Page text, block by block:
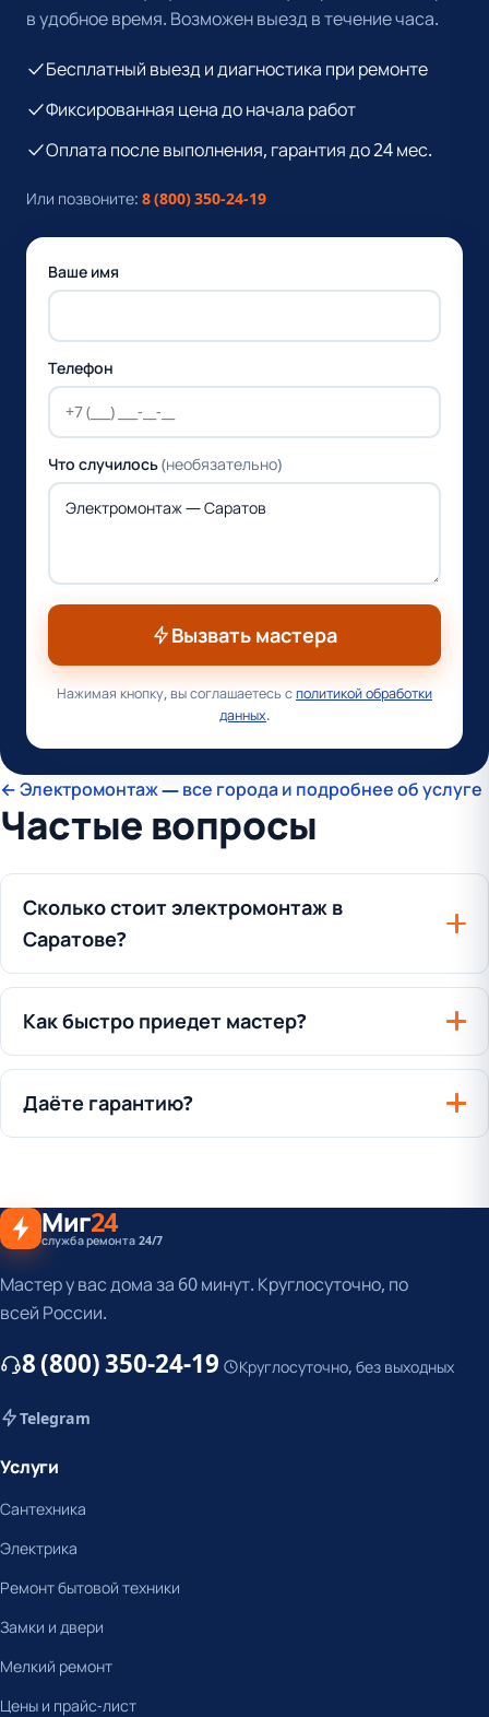
в удобное время. Возможен выезд в течение часа.
Бесплатный выезд и диагностика при ремонте
Фиксированная цена до начала работ
Оплата после выполнения, гарантия до 24 мес.
Или позвоните: 8 (800) 350-24-19
Ваше имя
Телефон
Что случилось(необязательно)
Вызвать мастера
Нажимая кнопку, вы соглашаетесь сполитикой обработки
данных.
← Электромонтаж — все города и подробнее об услуге
Частые вопросы
Сколько стоит электромонтаж в
Саратове?
Как быстро приедет мастер?
Даёте гарантию?
Миг24
служба ремонта 24/7
Мастер у вас дома за 60 минут. Круглосуточно, по
всей России.
8 (800) 350-24-19 Круглосуточно, без выходных
Telegram
Услуги
Сантехника
Электрика
Ремонт бытовой техники
Замки и двери
Мелкий ремонт
Цены и прайс-лист